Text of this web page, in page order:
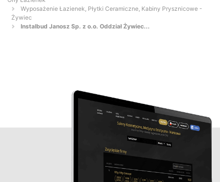
Wyposażenie Łazienek, Płytki Ceramiczne, Kabiny Prysznicowe -
Żywiec
Instalbud Janosz Sp. z o.o. Oddział Żywiec...